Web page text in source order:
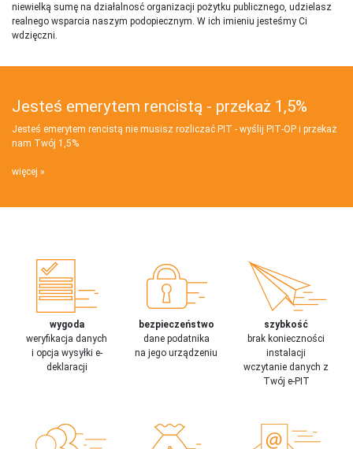
niewielką sumę na działalnosć organizacji pożytku publicznego, udzielasz
realnego wsparcia naszym podopiecznym. W ich imieniu jesteśmy Ci
wdzięczni.
Jesteś emerytem rencistą - przekaż 1,5%
Jesteś emerytem rencistą nie musisz rozliczać PIT - wyślij PIT‑OP i przekaż
nam Twój 1,5%
więcej
wygoda
weryfikacja danych
i opcja wysyłki e-
deklaracji
bezpieczeństwo
dane podatnika
na jego urządzeniu
szybkość
brak konieczności
instalacji
wczytanie danych z
Twój e-PIT